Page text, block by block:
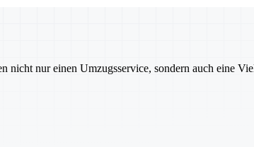
nur einen Umzugsservice, sondern auch eine